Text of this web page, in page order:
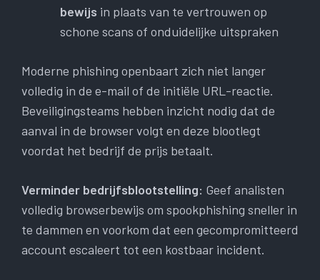
bewijs in plaats van te vertrouwen op
schone scans of onduidelijke uitspraken
Moderne phishing openbaart zich niet langer
volledig in de e-mail of de initiële URL-reactie.
Beveiligingsteams hebben inzicht nodig dat de
aanval in de browser volgt en deze blootlegt
voordat het bedrijf de prijs betaalt.
Verminder bedrijfsblootstelling: Geef analisten
volledig browserbewijs om spookphishing sneller in
te dammen en voorkom dat een gecompromitteerd
account escaleert tot een kostbaar incident.